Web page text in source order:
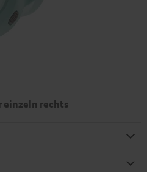
einzeln rechts